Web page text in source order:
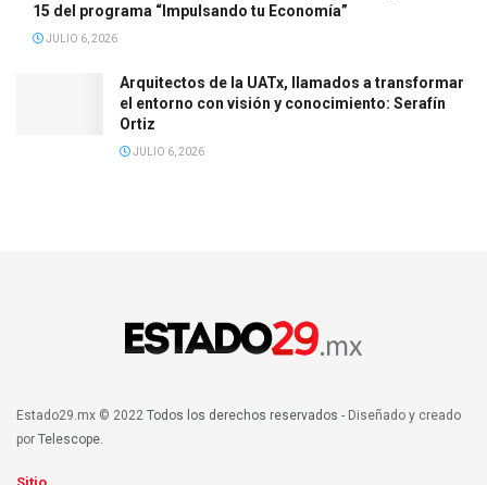
15 del programa “Impulsando tu Economía”
JULIO 6, 2026
Arquitectos de la UATx, llamados a transformar
el entorno con visión y conocimiento: Serafín
Ortiz
JULIO 6, 2026
Estado29.mx © 2022 Todos los derechos reservados - Diseñado y creado
por Telescope